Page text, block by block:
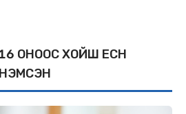
ОНООС XОЙШ ЕСӨН